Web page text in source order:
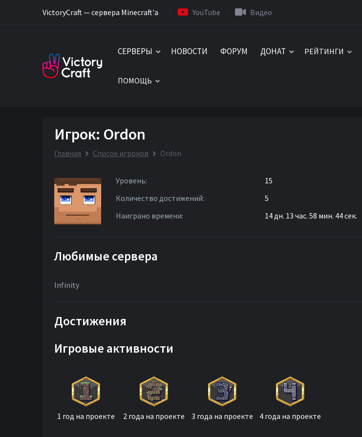
VictoryCraft — сервера Minecraft'a YouTube Видео
СЕРВЕРЫ НОВОСТИ ФОРУМ ДОНАТ РЕЙТИНГИ
ПОМОЩЬ
Игрок: Ordon
Главная Список игроков Ordon
Уровень:
15
Количество достижений:
5
Наиграно времени:
14 дн. 13 час. 58 мин. 44 сек.
Любимые сервера
Infinity
Достижения
Игровые активности
1 год на проекте 2 года на проекте 3 года на проекте 4 года на проекте